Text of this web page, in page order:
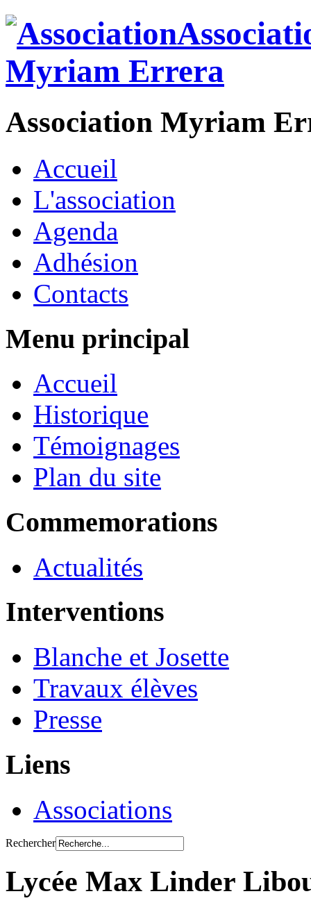
Association Myriam
Accueil
L'association
Agenda
Adhésion
Contacts
Menu principal
Accueil
Historique
Témoignages
Plan du site
Commemorations
Actualités
Interventions
Blanche et Josette
Travaux élèves
Presse
Liens
Associations
Rechercher
Lycée Max Linder